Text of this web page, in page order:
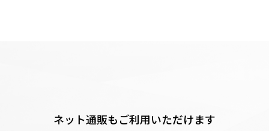
ネット通販もご利用いただけます